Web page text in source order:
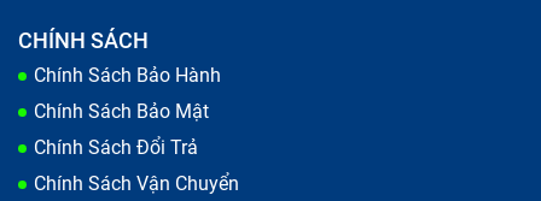
CHÍNH SÁCH
Chính Sách Bảo Hành
Chính Sách Bảo Mật
Chính Sách Đổi Trả
Chính Sách Vận Chuyển